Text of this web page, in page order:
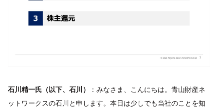
石川精一氏（以下、石川）
：みなさま、こんにちは。青山財産ネ
ットワークスの石川と申します。本日は少しでも当社のことを知